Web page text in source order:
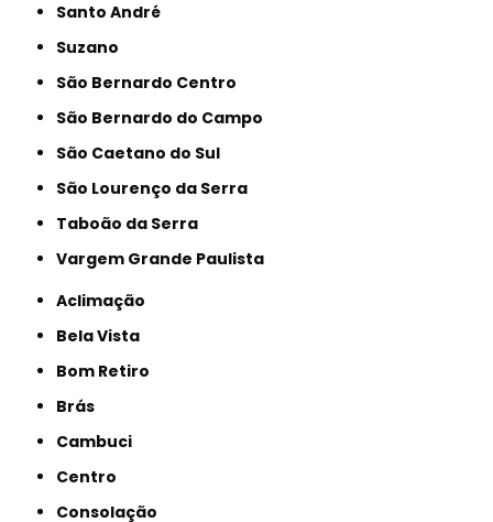
Santo André
Suzano
São Bernardo Centro
São Bernardo do Campo
São Caetano do Sul
São Lourenço da Serra
Taboão da Serra
Vargem Grande Paulista
Aclimação
Bela Vista
Bom Retiro
Brás
Cambuci
Centro
Consolação